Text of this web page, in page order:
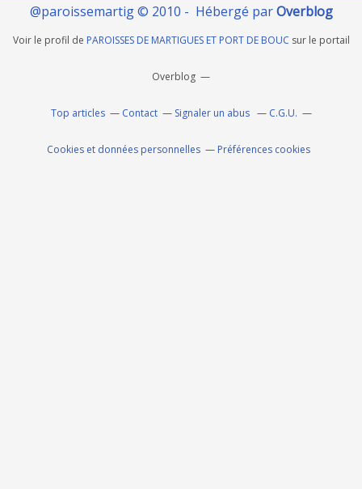
@paroissemartig © 2010 - Hébergé parOverblog
Voir le profil de PAROISSES DE MARTIGUES ET PORT DE BOUC sur le portail
Overblog
Top articles Contact Signaler un abus C.G.U.
Cookies et données personnelles Préférences cookies